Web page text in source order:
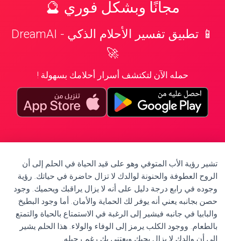
مجانًا وبشكل فوري 🔮
📱 تطبيق تفسير الأحلام الذكي - DreamAI
🚀
حمله الآن لتكتشف أسرار أحلامك بسهولة !
تشير رؤية الأب المتوفي وهو على قيد الحياة في الحلم إلى أن
الروح العطوفة والحنونة لوالدك لا تزال حاضرة في حياتك. رؤية
وجوده في رابع درجة دليل على أنه لا يزال يراقبك ويحميك. وجود
حصن بجانبه يعني أنه يوفر لك الحماية والأمان. أما وجود البطيخ
والبابيا في جانبه فيشير إلى الرغبة في الاستمتاع بالحياة والتمتع
بالطعام. ووجود الكلب يرمز إلى الوفاء والولاء. هذا الحلم يشير
إلى أن والدك لا يزال يحبك ويعتني بك رغم رحيله.